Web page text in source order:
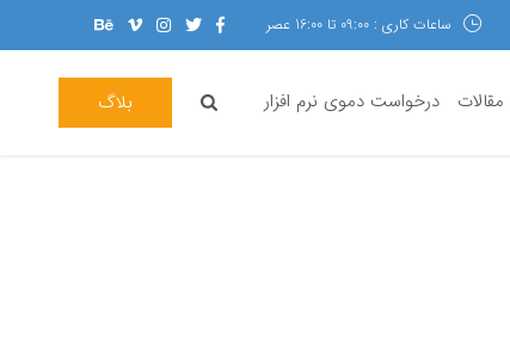
ساعات کاری : 09:00 تا 16:00 عصر
مقالات درخواست دموی نرم افزار بلاگ